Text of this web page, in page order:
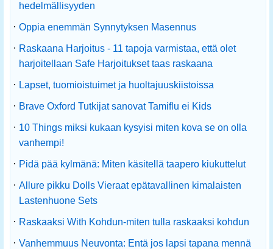
hedelmällisyyden
· Oppia enemmän Synnytyksen Masennus
· Raskaana Harjoitus - 11 tapoja varmistaa, että olet
harjoitellaan Safe Harjoitukset taas raskaana
· Lapset, tuomioistuimet ja huoltajuuskiistoissa
· Brave Oxford Tutkijat sanovat Tamiflu ei Kids
· 10 Things miksi kukaan kysyisi miten kova se on olla
vanhempi!
· Pidä pää kylmänä: Miten käsitellä taapero kiukuttelut
· Allure pikku Dolls Vieraat epätavallinen kimalaisten
Lastenhuone Sets
· Raskaaksi With Kohdun-miten tulla raskaaksi kohdun
· Vanhemmuus Neuvonta: Entä jos lapsi tapana mennä